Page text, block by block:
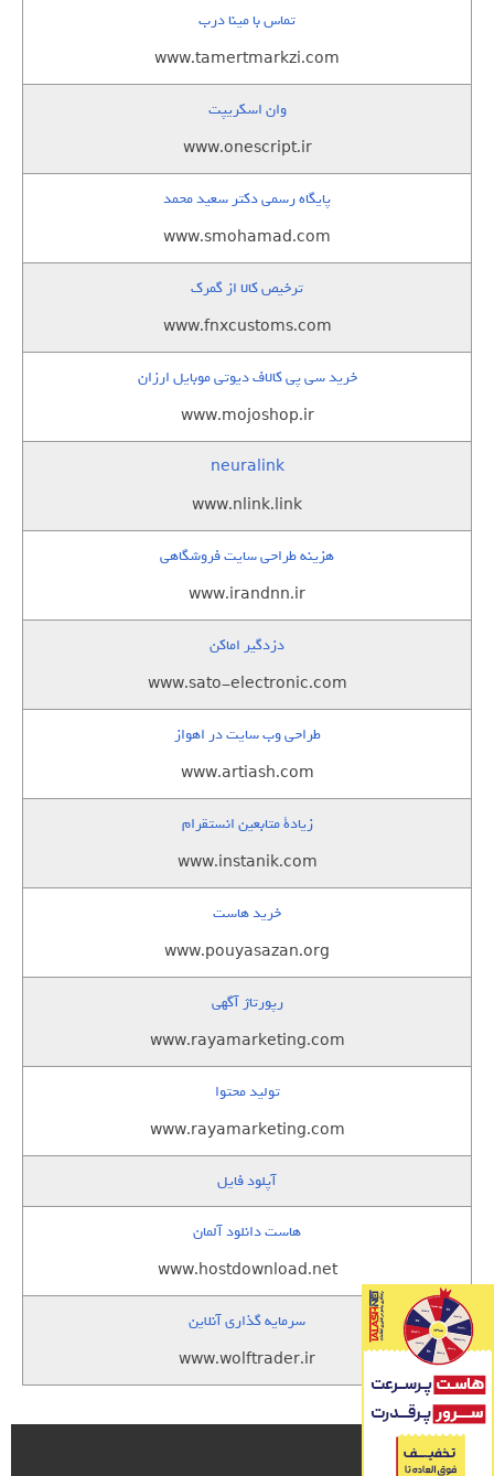
تماس با مینا درب
www.tamertmarkzi.com
وان اسکریپت
www.onescript.ir
پایگاه رسمی دکتر سعید محمد
www.smohamad.com
ترخیص کالا از گمرک
www.fnxcustoms.com
خرید سی پی کالاف دیوتی موبایل ارزان
www.mojoshop.ir
neuralink
www.nlink.link
هزینه طراحی سایت فروشگاهی
www.irandnn.ir
دزدگیر اماکن
www.sato-electronic.com
طراحی وب سایت در اهواز
www.artiash.com
زيادة متابعين انستقرام
www.instanik.com
خرید هاست
www.pouyasazan.org
رپورتاژ آگهی
www.rayamarketing.com
تولید محتوا
www.rayamarketing.com
آپلود فایل
هاست دانلود آلمان
www.hostdownload.net
سرمایه گذاری آنلاین
www.wolftrader.ir